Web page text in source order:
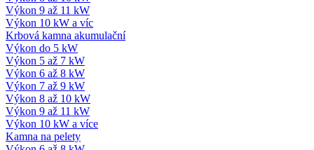
Výkon 9 až 11 kW
Výkon 10 kW a víc
Krbová kamna akumulační
Výkon do 5 kW
Výkon 5 až 7 kW
Výkon 6 až 8 kW
Výkon 7 až 9 kW
Výkon 8 až 10 kW
Výkon 9 až 11 kW
Výkon 10 kW a více
Kamna na pelety